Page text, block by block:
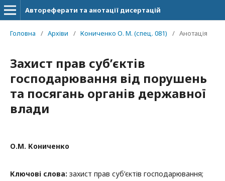
Автореферати та анотації дисертацій
Головна / Архіви / Кониченко О. М. (спец. 081) / Анотація
Захист прав суб’єктів
господарювання від порушень
та посягань органів державної
влади
О.М. Кониченко
Ключові слова: захист прав суб’єктів господарювання;